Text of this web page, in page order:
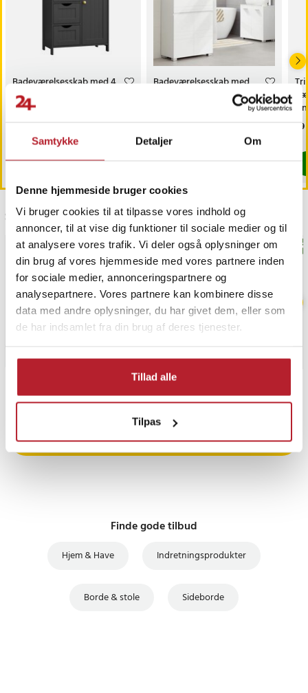
Samtykke Detaljer Om
Denne hjemmeside bruger cookies
Vi bruger cookies til at tilpasse vores indhold og
annoncer, til at vise dig funktioner til sociale medier og til
at analysere vores trafik. Vi deler også oplysninger om
din brug af vores hjemmeside med vores partnere inden
for sociale medier, annonceringspartnere og
analysepartnere. Vores partnere kan kombinere disse
data med andre oplysninger, du har givet dem, eller som
de har indsamlet fra din brug af deres tjenester.
Tillad alle
Tilpas
Badeværelsesskab med 4
skuffer og et skab - Sort
Kommer 2026-08-14
Køb
Badeværelsesskab med
skuffe og dobbelt­døre –
Kommer 2026-08-14
Sidst besøgt
PRISGARANTI
UDSALG
Finde gode tilbud
Hjem & Have Indretningsprodukter
Borde & stole Sideborde